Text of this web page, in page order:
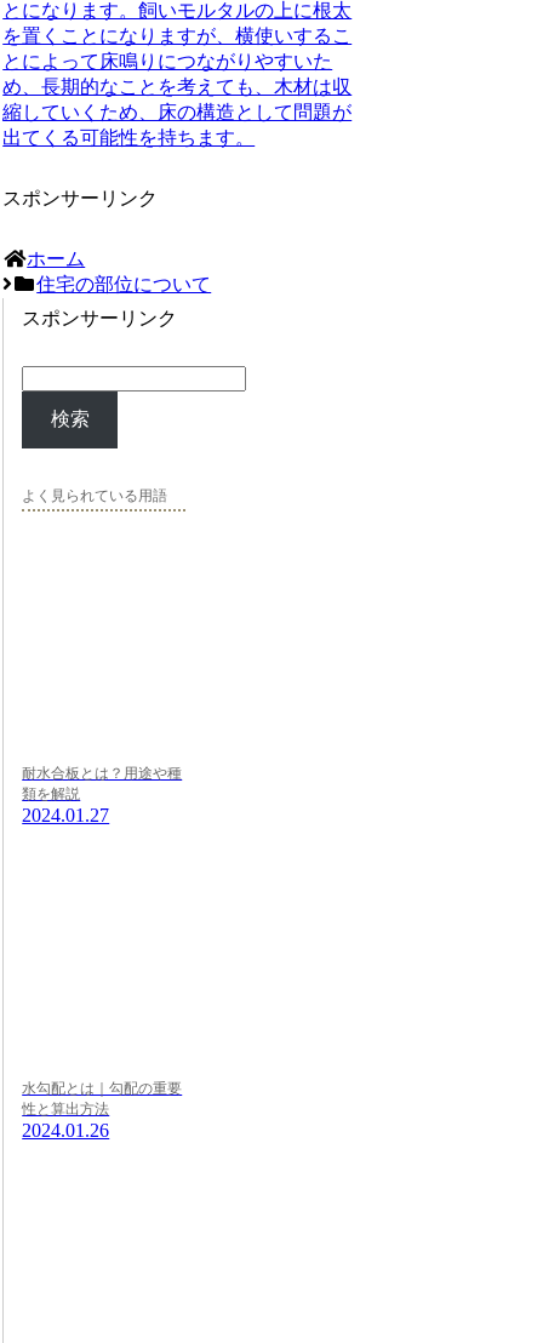
とになります。飼いモルタルの上に根太
を置くことになりますが、横使いするこ
とによって床鳴りにつながりやすいた
め、長期的なことを考えても、木材は収
縮していくため、床の構造として問題が
出てくる可能性を持ちます。
スポンサーリンク
ホーム
住宅の部位について
スポンサーリンク
検索
よく見られている用語
耐水合板とは？用途や種
類を解説
2024.01.27
水勾配とは｜勾配の重要
性と算出方法
2024.01.26